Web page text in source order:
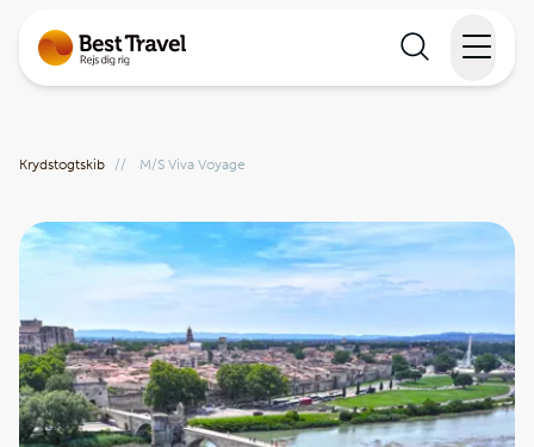
Rejsekalender
Inspiration
Information
Krydstogtskib // M/S Viva Voyage